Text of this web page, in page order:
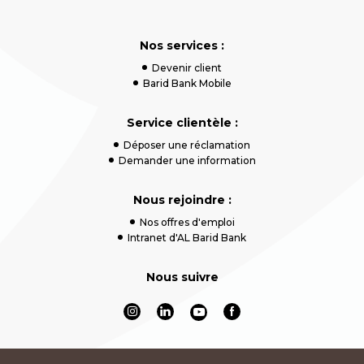
Nos services :
Devenir client
Barid Bank Mobile
Service clientèle :
Déposer une réclamation
Demander une information
Nous rejoindre :
Nos offres d'emploi
Intranet d'AL Barid Bank
Nous suivre